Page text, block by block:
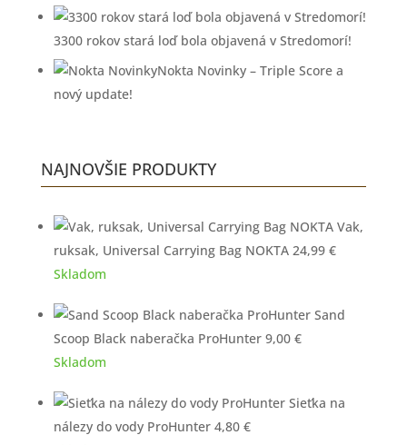
3300 rokov stará loď bola objavená v Stredomorí!
Nokta Novinky – Triple Score a
nový update!
NAJNOVŠIE PRODUKTY
Vak,
ruksak, Universal Carrying Bag NOKTA 24,99 €
Skladom
Sand
Scoop Black naberačka ProHunter 9,00 €
Skladom
Sieťka na
nálezy do vody ProHunter 4,80 €